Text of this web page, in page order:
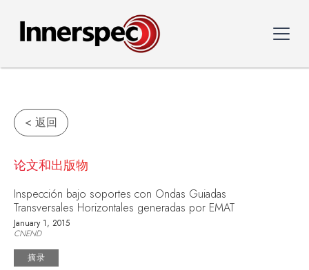
< 返回
论文和出版物
Inspección bajo soportes con Ondas Guiadas
Transversales Horizontales generadas por EMAT
January 1, 2015
CNEND
摘录